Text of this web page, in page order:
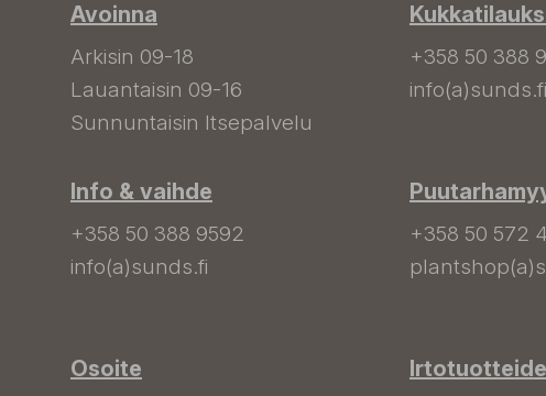
Avoinna
Arkisin 09-18
Lauantaisin 09-16
Sunnuntaisin Itsepalvelu
Info & vaihde
+358 50 388 9592
info(a)sunds.fi
Osoite
+358 50 388
info(a)sunds.fi
+358 50 572